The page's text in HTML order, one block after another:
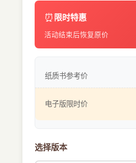
⏰ 限时特惠
活动结束后恢复原价
纸质书参考价
电子版限时价
选择版本